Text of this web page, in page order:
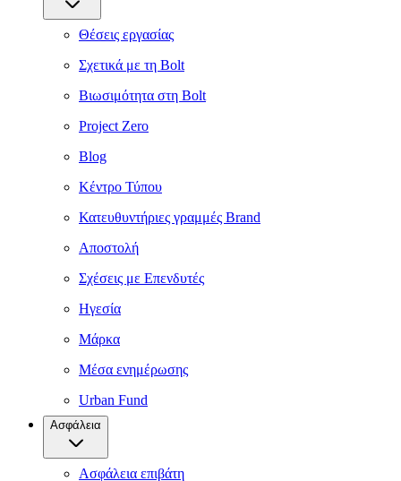
Θέσεις εργασίας
Σχετικά με τη Bolt
Βιωσιμότητα στη Bolt
Project Zero
Blog
Κέντρο Τύπου
Κατευθυντήριες γραμμές Brand
Αποστολή
Σχέσεις με Επενδυτές
Ηγεσία
Μάρκα
Μέσα ενημέρωσης
Urban Fund
Ασφάλεια
Ασφάλεια επιβάτη